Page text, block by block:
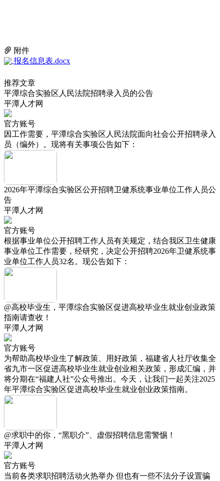
附件
报名信息表.docx
推荐文章
平潭综合实验区人民法院招聘录入员的公告
平潭人才网
官方账号
因工作需要，平潭综合实验区人民法院面向社会公开招聘录入
员（编外）。现将有关事项公告如下：
2026年平潭综合实验区公开招聘卫健系统事业单位工作人员公
告
平潭人才网
官方账号
根据事业单位公开招聘工作人员有关规定，结合我区卫生健康
事业单位工作需要，经研究，决定公开招聘2026年卫健系统事
业单位工作人员32名。现公告如下：
@高校毕业生，平潭综合实验区促进高校毕业生就业创业政策
指南请查收！
平潭人才网
官方账号
为帮助高校毕业生了解政策、用好政策，福建省人社厅收集全
省九市一区促进高校毕业生就业创业相关政策，形成汇编，并
将分期在“福建人社”公众号推出。今天，让我们一起关注2025
年平潭综合实验区促进高校毕业生就业创业政策指南。
@求职中的你，“黑职介”、虚假招聘信息需警惕！
平潭人才网
官方账号
当前各类求职招聘活动火热举办 但也有一些不法分子设置骗